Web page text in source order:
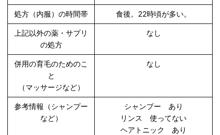
処方（内服）の時間帯 食後。22時頃が多い。
上記以外の薬・サプリ
の処方
なし
併用の育毛のためのこ
と
（マッサージなど）
なし
参考情報（シャンプー
など）
シャンプー あり
リンス 使ってない
ヘアトニック あり